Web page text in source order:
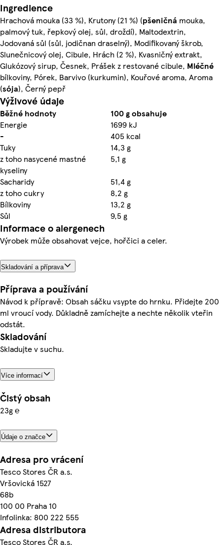
Ingredience
Hrachová mouka (33 %), Krutony (21 %) (pšeničná mouka,
palmový tuk, řepkový olej, sůl, droždí), Maltodextrin,
Jodovaná sůl (sůl, jodičnan draselný), Modifikovaný škrob,
Slunečnicový olej, Cibule, Hrách (2 %), Kvasničný extrakt,
Glukózový sirup, Česnek, Prášek z restované cibule, Mléčné
bílkoviny, Pórek, Barvivo (kurkumin), Kouřové aroma, Aroma
(sója), Černý pepř
Výživové údaje
Běžné hodnoty
100 g obsahuje
Energie
1699 kJ
-
405 kcal
Tuky
14,3 g
z toho nasycené mastné
kyseliny
5,1 g
Sacharidy
51,4 g
z toho cukry
8,2 g
Bílkoviny
13,2 g
Sůl
9,5 g
Informace o alergenech
Výrobek může obsahovat vejce, hořčici a celer.
Skladování a příprava
Příprava a používání
Návod k přípravě: Obsah sáčku vsypte do hrnku. Přidejte 200
ml vroucí vody. Důkladně zamíchejte a nechte několik vteřin
odstát.
Skladování
Skladujte v suchu.
Více informací
Čistý obsah
23g ℮
Údaje o značce
Adresa pro vrácení
Tesco Stores ČR a.s.
Vršovická 1527
68b
100 00 Praha 10
Infolinka: 800 222 555
Adresa distributora
Tesco Stores ČR a.s.